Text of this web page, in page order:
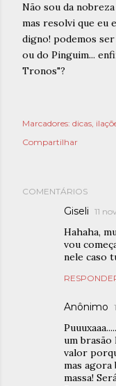
Não sou da
mas resolvi que eu
digno! podemos ser
ou do Pinguim...
Tronos"?
Marcadores: dicas
Compartilhar
COMENTÁRIOS
Giseli 11
Hahaha,
vou
nele caso
Anônimo
um brasão
valor
mas
massa!